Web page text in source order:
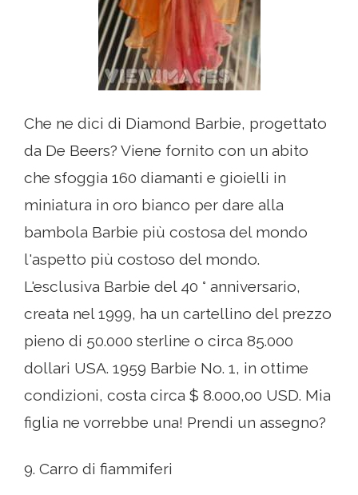
Che ne dici di Diamond Barbie, progettato
da De Beers? Viene fornito con un abito
che sfoggia 160 diamanti e gioielli in
miniatura in oro bianco per dare alla
bambola Barbie più costosa del mondo
l'aspetto più costoso del mondo.
L'esclusiva Barbie del 40 ° anniversario,
creata nel 1999, ha un cartellino del prezzo
pieno di 50.000 sterline o circa 85.000
dollari USA. 1959 Barbie No. 1, in ottime
condizioni, costa circa $ 8.000,00 USD. Mia
figlia ne vorrebbe una! Prendi un assegno?
9. Carro di fiammiferi